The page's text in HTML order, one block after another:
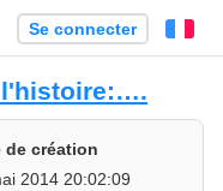
Se connecter
l'histoire:….
de création
2014 20:02:09